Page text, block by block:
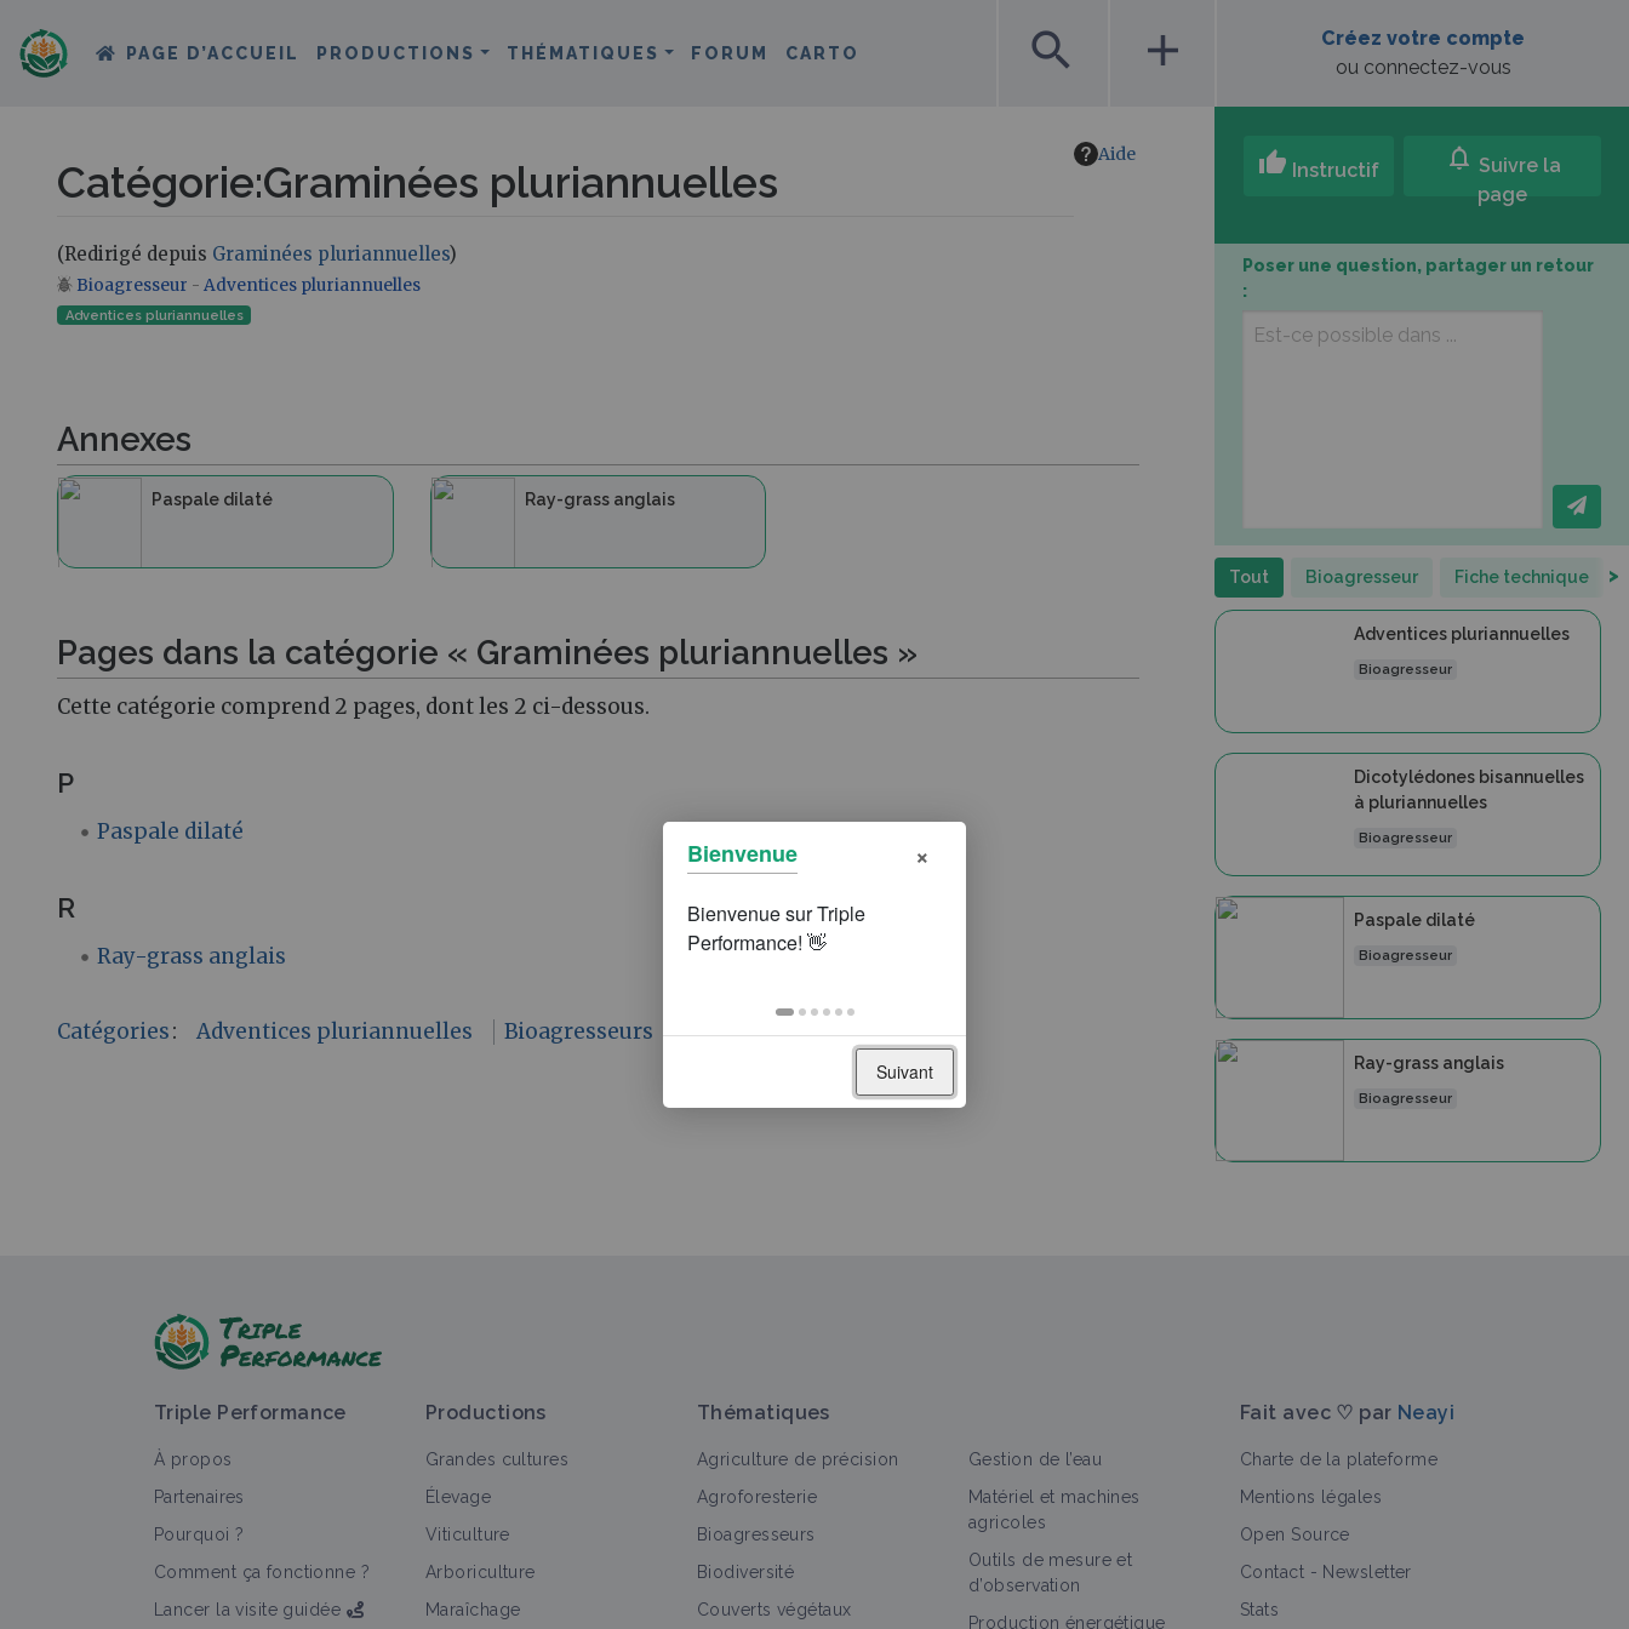
PAGE D’ACCUEIL PRODUCTIONS THÉMATIQUES FORUM CARTO search add
Créez votre compte
ou connectez-vous
Aide
Catégorie:Graminées pluriannuelles
(Redirigé depuis Graminées pluriannuelles)
Aller à :navigation,rechercher
Bioagresseur - Adventices pluriannuelles
Adventices pluriannuelles
Annexes
Paspale dilaté Ray-grass anglais
Pages dans la catégorie « Graminées pluriannuelles »
Cette catégorie comprend 2 pages, dont les 2 ci-dessous.
P
Paspale dilaté
R
Ray-grass anglais
Catégories: Adventices pluriannuelles Bioagresseurs
thumb_up Instructif notifications Suivre la
page
Poser une question, partager un retour
:
Tout Bioagresseur Fiche technique >
Adventices pluriannuelles
Bioagresseur
Dicotylédones bisannuelles
à pluriannuelles
Bioagresseur
Paspale dilaté
Bioagresseur
Ray-grass anglais
Bioagresseur
Triple Performance
À propos
Partenaires
Pourquoi ?
Comment ça fonctionne ?
Lancer la visite guidée
Productions
Grandes cultures
Élevage
Viticulture
Arboriculture
Maraîchage
Thématiques
Agriculture de précision
Agroforesterie
Bioagresseurs
Biodiversité
Couverts végétaux
Gestion de l’eau
Matériel et machines
agricoles
Outils de mesure et
d’observation
Production énergétique
Fait avec ♡ par Neayi
Charte de la plateforme
Mentions légales
Open Source
Contact - Newsletter
Stats
Bienvenue ×
Suivant